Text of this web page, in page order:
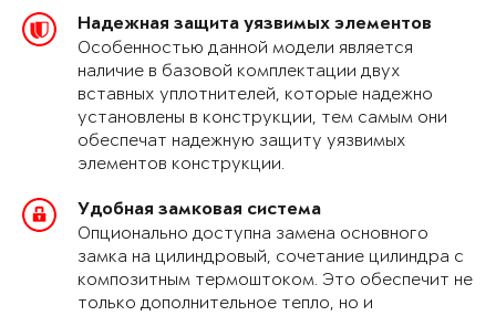
Надежная защита уязвимых элементов
Особенностью данной модели является
наличие в базовой комплектации двух
вставных уплотнителей, которые надежно
установлены в конструкции, тем самым они
обеспечат надежную защиту уязвимых
элементов конструкции.
Удобная замковая система
Опционально доступна замена основного
замка на цилиндровый, сочетание цилиндра с
композитным термоштоком. Это обеспечит не
только дополнительное тепло, но и